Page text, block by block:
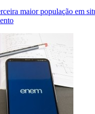
maior população em